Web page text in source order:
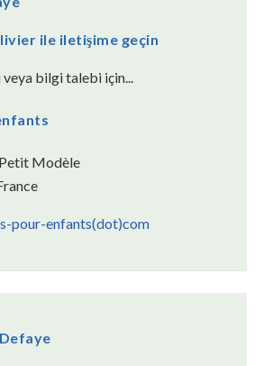
ile iletişime geçin
bilgi talebi için...
Modèle
pour-enfants(dot)com